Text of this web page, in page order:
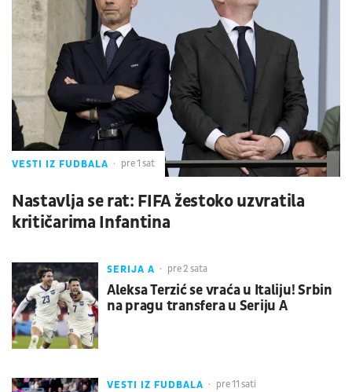
VESTI IZ FUDBALA pre 1 sat
Nastavlja se rat: FIFA žestoko uzvratila
kritičarima Infantina
SERIJA A pre 2 sata
Aleksa Terzić se vraća u Italiju! Srbin
na pragu transfera u Seriju A
VESTI IZ FUDBALA pre 11 sati